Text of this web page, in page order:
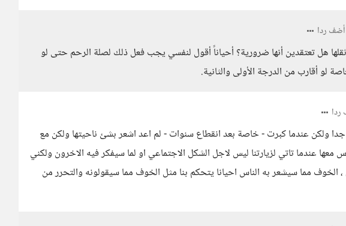
أضف ردا
هل تعتقدين أنها ضرورية؟ أحياناً أقول لنفسي يجب فعل ذلك لصلة الرحم حتى لو
لو أقارب من الدرجة الأولى والثانية.
ولكن عندما كبرت - خاصة بعد انقطاع سنوات - لم اعد اشعر بشئ ناحيتها ولكن مع
عندما تاتي لزيارتنا ليس لاجل الشكل الاجتماعي او لما سيفكر فيه الاخرون ولكني
الخوف مما سيشعر به الناس احيانا يتحكم بنا مثل الخوف مما سيقولونه والتحرر من